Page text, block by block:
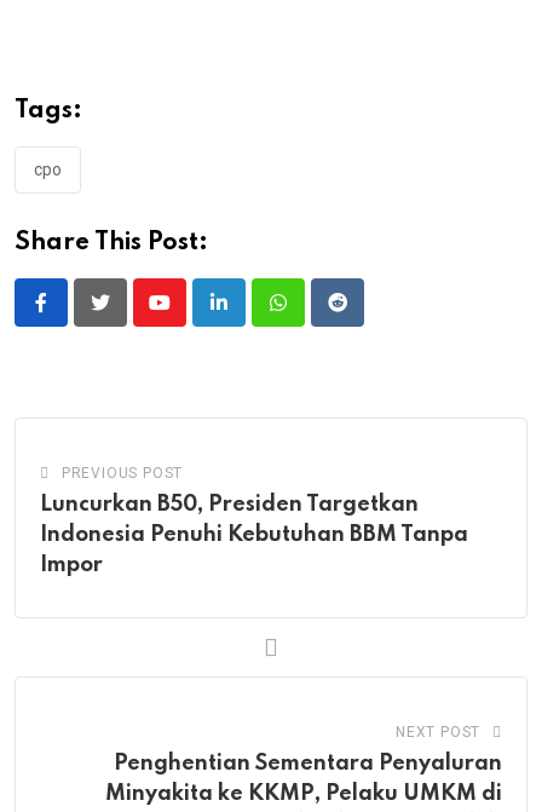
Tags:
cpo
Share This Post:
YoutubeLinkedInWhatsappReddit
PREVIOUS POST
Luncurkan B50, Presiden Targetkan
Indonesia Penuhi Kebutuhan BBM Tanpa
Impor
NEXT POST
Penghentian Sementara Penyaluran
Minyakita ke KKMP, Pelaku UMKM di